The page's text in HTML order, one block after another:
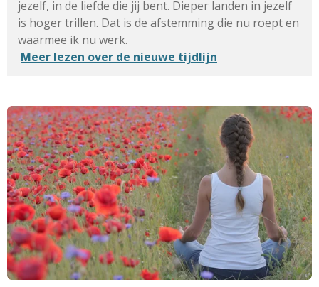
jezelf, in de liefde die jij bent. Dieper landen in jezelf
is hoger trillen. Dat is de afstemming die nu roept en
waarmee ik nu werk.
Meer lezen over de nieuwe tijdlijn